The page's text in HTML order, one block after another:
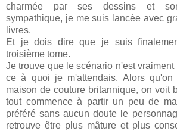
charmée par ses dessins et
sympathique, je me suis lancée avec
livres.
Et je dois dire que je suis
troisième tome.
Je trouve que le scénario n'est
ce à quoi je m'attendais. Alors qu'on
maison de couture britannique, on voit
tout commence à partir un peu de
préféré sans aucun doute le
retrouve être plus mâture et plus